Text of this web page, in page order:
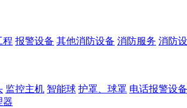
程 报警设备 其他消防设备 消防服务 消防
监控主机 智能球 护罩、球罩 电话报警设备
器